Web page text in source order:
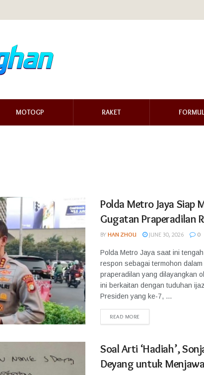
MOTOGP RAKET
Polda Metro Jaya Siap
Gugatan Praperadilan
BY HAN ZHOU JUNE 30, 2026 0
Polda Metro Jaya saat ini
respon sebagai termohon
praperadilan yang dilayangkan
ini berkaitan dengan tuduhan
Presiden yang ke-7, ...
READ MORE
Soal Arti ‘Hadiah’,
Deyang untuk